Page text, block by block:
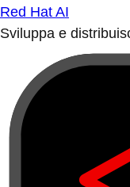
Red Hat AI
Sviluppa e